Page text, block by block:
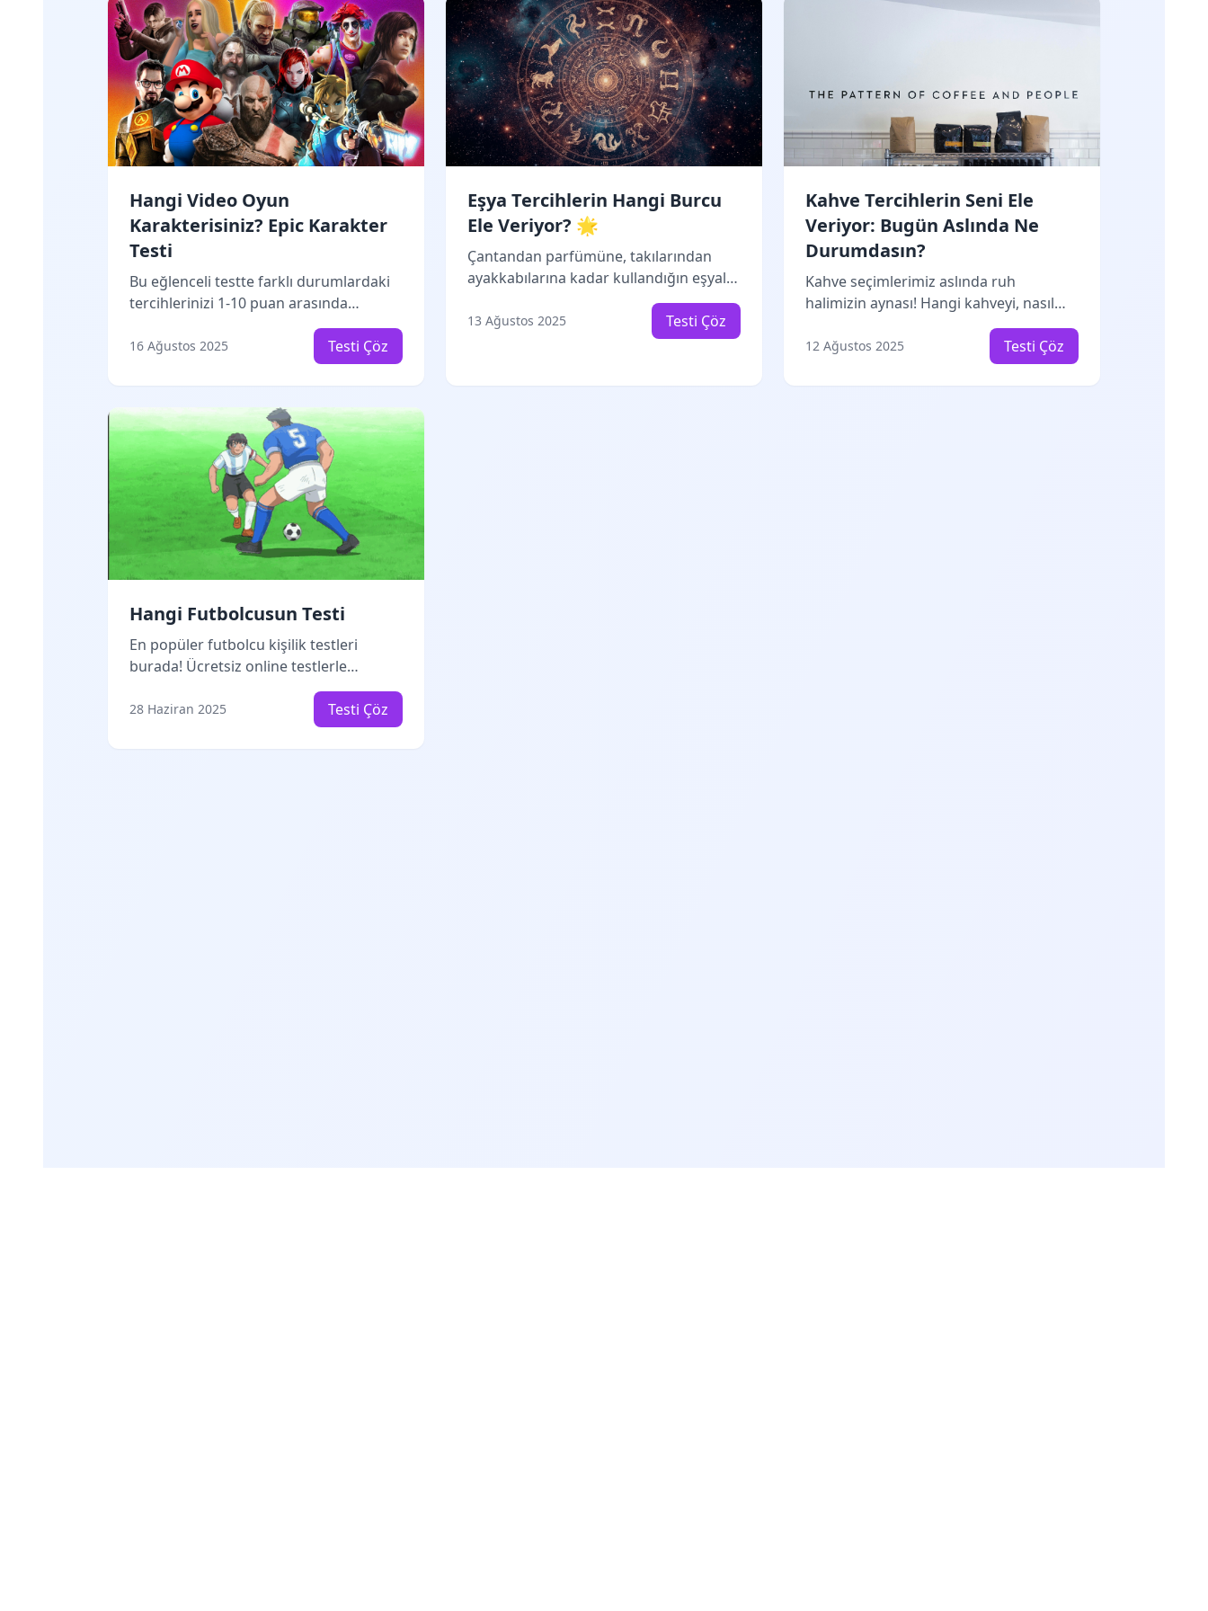
döneminde daha mutlu olacağını öğren.
Hangi Video Oyun
Karakterisiniz? Epic Karakter
Testi
Bu eğlenceli testte farklı durumlardaki
tercihlerinizi 1-10 puan arasında
değerlendirerek hangi ünlü video oyun
karakterine benzediğinizi
keşfedeceksiniz! Her soruya vereceğiniz
puan o karakteristik özelliği ne kadar
yansıttığınızı gösterir. Hazır mısınız
maceraya?
16 Ağustos 2025 Testi Çöz
Eşya Tercihlerin Hangi Burcu
Ele Veriyor? 🌟
Çantandan parfümüne, takılarından
ayakkabılarına kadar kullandığın eşyalar
aslında kişiliğin hakkında çok şey
anlatıyor! Bu eğlenceli testle günlük
hayatta tercih ettiğin eşyalar üzerinden
Belki de astrolojik kimliğin
13 Ağustos 2025 Testi Çöz
Kahve Tercihlerin Seni Ele
Veriyor: Bugün Aslında Ne
Durumdasın?
Kahve seçimlerimiz aslında ruh
halimizin aynası! Hangi kahveyi, nasıl
içtiğin ve yanında ne yediğin, bugünkü
modunu ele veriyor. Hadi bakalım,
kahven seni nasıl tanımlıyor?
12 Ağustos 2025 Testi Çöz
Hangi Futbolcusun Testi
En popüler futbolcu kişilik testleri
burada! Ücretsiz online testlerle
karakterini keşfet. Messi mi Ronaldo
mu? Hemen test çöz, sonucunu gör!
28 Haziran 2025 Testi Çöz